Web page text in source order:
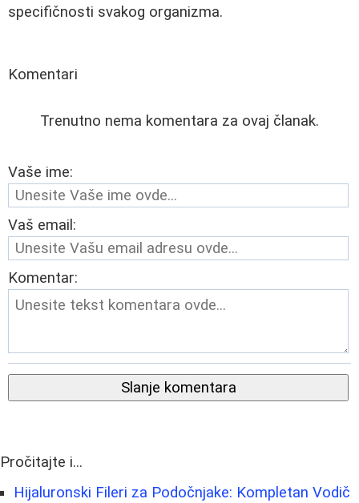
specifičnosti svakog organizma.
Komentari
Trenutno nema komentara za ovaj članak.
Vaše ime:
Vaš email:
Komentar:
Slanje komentara
Pročitajte i...
Hijaluronski Fileri za Podočnjake: Kompletan Vodič